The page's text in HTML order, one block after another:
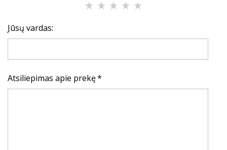
Jūsų vardas:
Atsiliepimas apie prekę